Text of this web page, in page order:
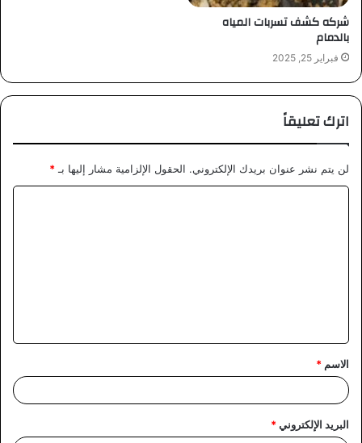
شركه كشف تسربات المياه
بالدمام
فبراير 25, 2025
اترك تعليقاً
لن يتم نشر عنوان بريدك الإلكتروني. الحقول الإلزامية مشار إليها بـ *
ق
*
الاسم *
البريد الإلكتروني*